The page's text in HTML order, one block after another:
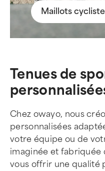
Maillots
Tenues de
Chez owayo, nous
personnalisées
votre équipe ou de
imaginée et fabriquée
vous offrir une qualité